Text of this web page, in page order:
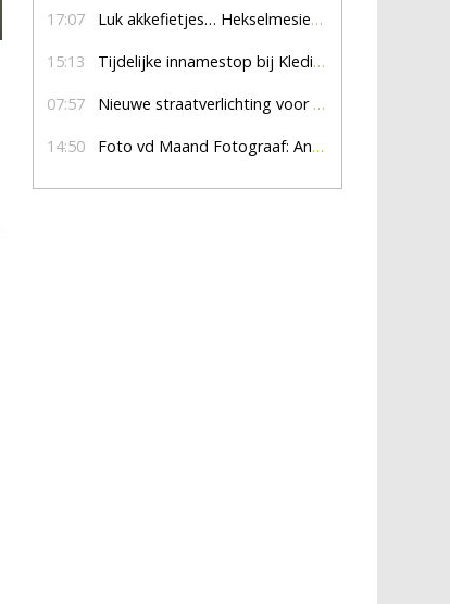
17:07 Luk akkefietjes… HekselmesienHarry
15:13 Tijdelijke innamestop bij Kledingbank Stefania
07:57 Nieuwe straatverlichting voor De Veldmaat en De Pas
14:50 Foto vd Maand Fotograaf: Anna Jalving